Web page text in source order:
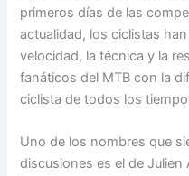
primeros días de las
actualidad, los ciclistas
velocidad, la técnica y la
fanáticos del MTB con la
ciclista de todos los
Uno de los nombres que
discusiones es el de